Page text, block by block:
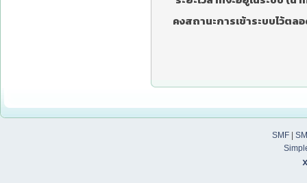
คงสถานะการเข้าระบบไว้ตล
SMF|